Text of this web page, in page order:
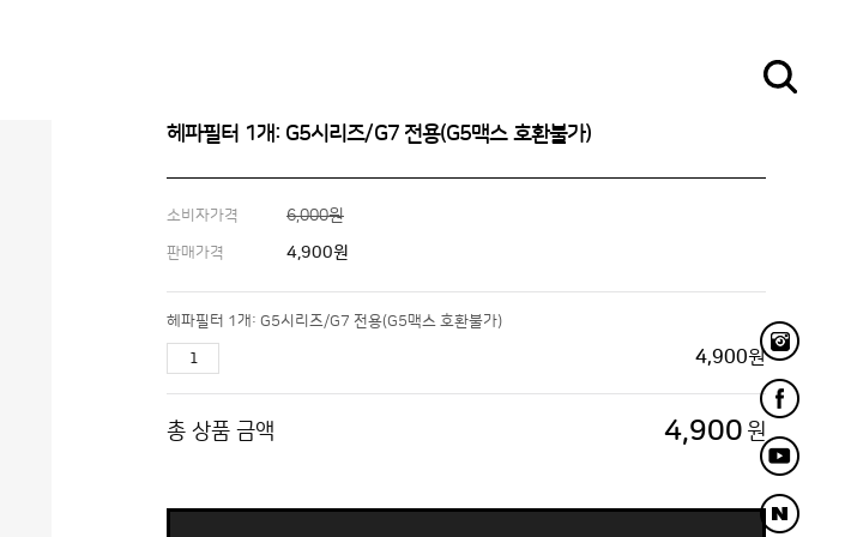
헤파필터 1개: G5시리즈/G7 전용(G5맥스 호환불가)
소비자가격 6,000원
판매가격 4,900원
헤파필터 1개: G5시리즈/G7 전용(G5맥스 호환불가)
4,900원
총 상품 금액 4,900 원